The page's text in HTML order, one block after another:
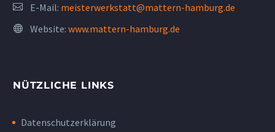
E-Mail: meisterwerkstatt@mattern-hamburg.de
Website: www.mattern-hamburg.de
NÜTZLICHE LINKS
Datenschutzerklärung